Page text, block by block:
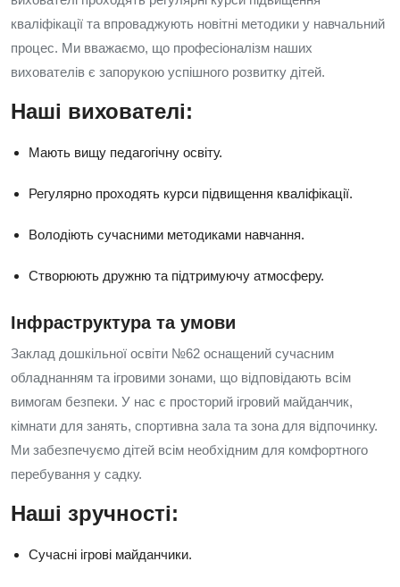
кваліфікації та впроваджують новітні методики у навчальний
процес. Ми вважаємо, що професіоналізм наших
вихователів є запорукою успішного розвитку дітей.
Наші вихователі:
Мають вищу педагогічну освіту.
Регулярно проходять курси підвищення кваліфікації.
Володіють сучасними методиками навчання.
Створюють дружню та підтримуючу атмосферу.
Інфраструктура та умови
Заклад дошкільної освіти №62 оснащений сучасним
обладнанням та ігровими зонами, що відповідають всім
вимогам безпеки. У нас є просторий ігровий майданчик,
кімнати для занять, спортивна зала та зона для відпочинку.
Ми забезпечуємо дітей всім необхідним для комфортного
перебування у садку.
Наші зручності:
Сучасні ігрові майданчики.